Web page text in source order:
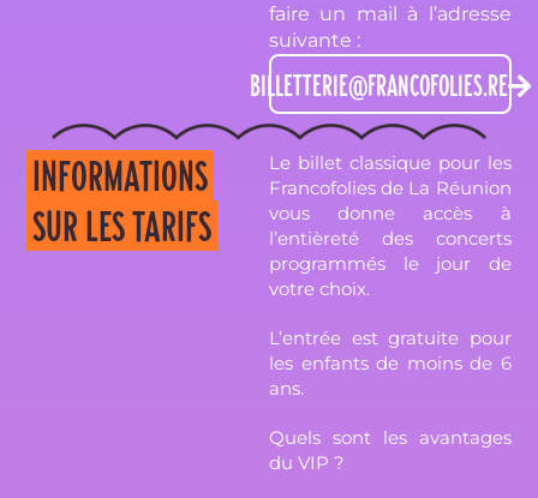
faire un mail à l’adresse
suivante :
BILLETTERIE@FRANCOFOLIES.RE
INFORMATIONS
SUR LES TARIFS
Le billet classique pour les
Francofolies de La Réunion
vous donne accès à
l’entièreté des concerts
programmés le jour de
votre choix.
L’entrée est gratuite pour
les enfants de moins de 6
ans.
Quels sont les avantages
du VIP ?